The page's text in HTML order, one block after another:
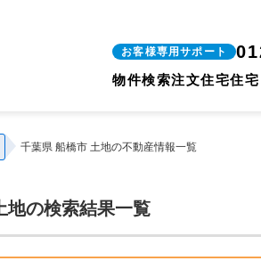
お客様専用サポート
物件検索注文住宅住
千葉県 船橋市 土地の不動産情報一覧
地の検索結果一覧